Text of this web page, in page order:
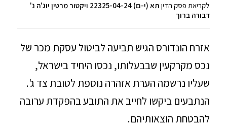
לקריאת פסק הדין
תא (י-ם) 22325-04-24 ויקטור מרטין יוג'ה נ'
דבורה ברוך
אזרח הונדורס הגיש תביעה לביטול עסקת מכר של
נכס מקרקעין שבבעלותו, נכסו היחיד בישראל,
שעליו נרשמה הערת אזהרה נוספת לטובת צד ג'.
הנתבעים ביקשו לחייב את התובע בהפקדת ערובה
להבטחת הוצאותיהם.